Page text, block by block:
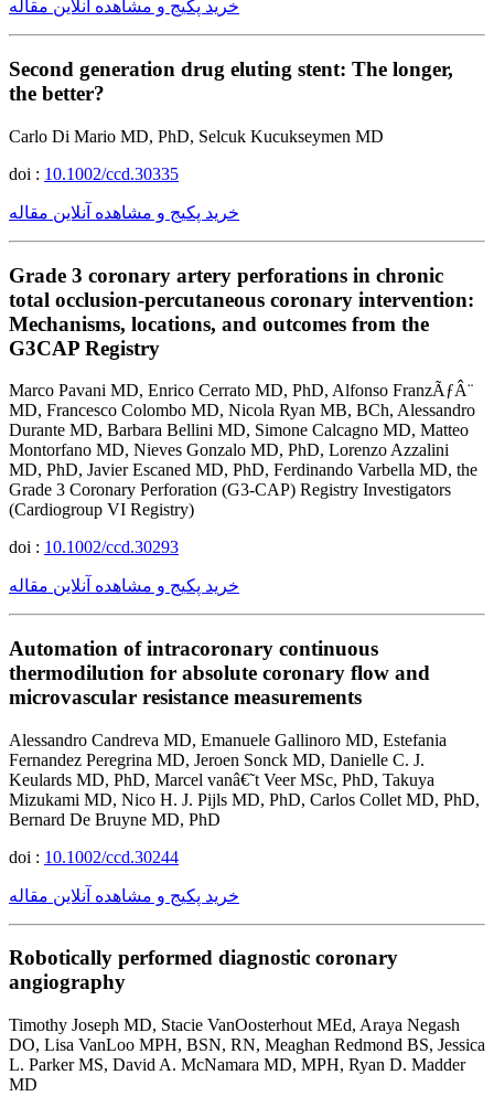
خرید پکیج و مشاهده آنلاین مقاله
Second generation drug eluting stent: The longer,
the better?
Carlo Di Mario MD, PhD, Selcuk Kucukseymen MD
doi : 10.1002/ccd.30335
خرید پکیج و مشاهده آنلاین مقاله
Grade 3 coronary artery perforations in chronic
total occlusion-percutaneous coronary intervention:
Mechanisms, locations, and outcomes from the
G3CAP Registry
Marco Pavani MD, Enrico Cerrato MD, PhD, Alfonso FranzÃƒÂ¨
MD, Francesco Colombo MD, Nicola Ryan MB, BCh, Alessandro
Durante MD, Barbara Bellini MD, Simone Calcagno MD, Matteo
Montorfano MD, Nieves Gonzalo MD, PhD, Lorenzo Azzalini
MD, PhD, Javier Escaned MD, PhD, Ferdinando Varbella MD, the
Grade 3 Coronary Perforation (G3-CAP) Registry Investigators
(Cardiogroup VI Registry)
doi : 10.1002/ccd.30293
خرید پکیج و مشاهده آنلاین مقاله
Automation of intracoronary continuous
thermodilution for absolute coronary flow and
microvascular resistance measurements
Alessandro Candreva MD, Emanuele Gallinoro MD, Estefania
Fernandez Peregrina MD, Jeroen Sonck MD, Danielle C. J.
Keulards MD, PhD, Marcel vanâ€˜t Veer MSc, PhD, Takuya
Mizukami MD, Nico H. J. Pijls MD, PhD, Carlos Collet MD, PhD,
Bernard De Bruyne MD, PhD
doi : 10.1002/ccd.30244
خرید پکیج و مشاهده آنلاین مقاله
Robotically performed diagnostic coronary
angiography
Timothy Joseph MD, Stacie VanOosterhout MEd, Araya Negash
DO, Lisa VanLoo MPH, BSN, RN, Meaghan Redmond BS, Jessica
L. Parker MS, David A. McNamara MD, MPH, Ryan D. Madder
MD